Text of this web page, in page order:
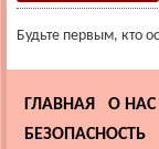
Будьте первым, кто
ГЛАВНАЯ
О НАС
БЕЗОПАСНОСТЬ